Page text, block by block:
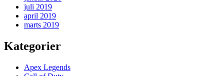
juli 2019
april 2019
marts 2019
Kategorier
Apex Legends